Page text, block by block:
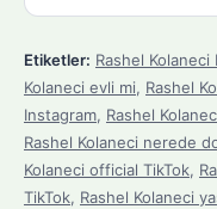
Etiketler: Rashel Kolaneci
Kolaneci evli mi, Rashel
Instagram, Rashel
Rashel Kolaneci nerede
Kolaneci official TikTok,
TikTok, Rashel Kolaneci